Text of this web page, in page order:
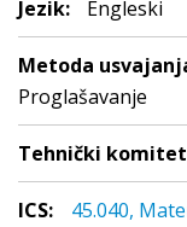
Jezik: Engleski
Metoda
Proglašavanje
Tehnički
ICS:
45.040,